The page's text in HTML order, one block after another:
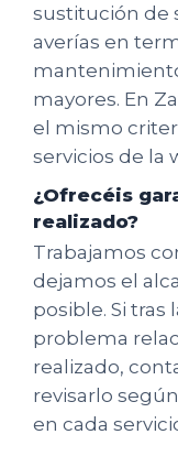
sustitución de
averías en
mayores. En
el mismo
servicios de la
¿Ofrecéis
realizado?
Trabajamos
dejamos el
posible. Si
problema
realizado,
revisarlo
en cada